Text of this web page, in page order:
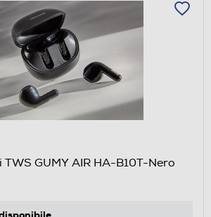
GUMY AIR HA-B10T-Nero